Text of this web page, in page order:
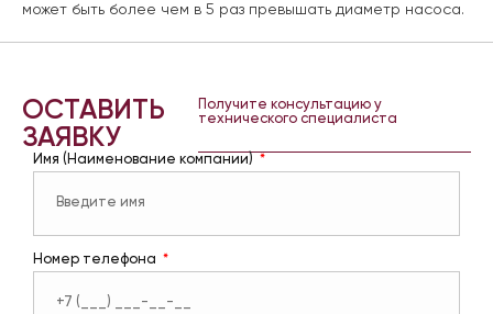
может быть более чем в 5 раз превышать диаметр насоса.
ОСТАВИТЬ
ЗАЯВКУ
Получите консультацию у
технического специалиста
Имя (Наименование компании)
Номер телефона